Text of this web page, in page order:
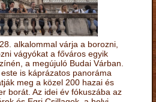
alkalommal várja a borozni,
vágyókat a főváros egyik
a megújuló Budai Várban.
is káprázatos panoráma
meg a közel 200 hazai és
borát. Az idei év fókuszába az